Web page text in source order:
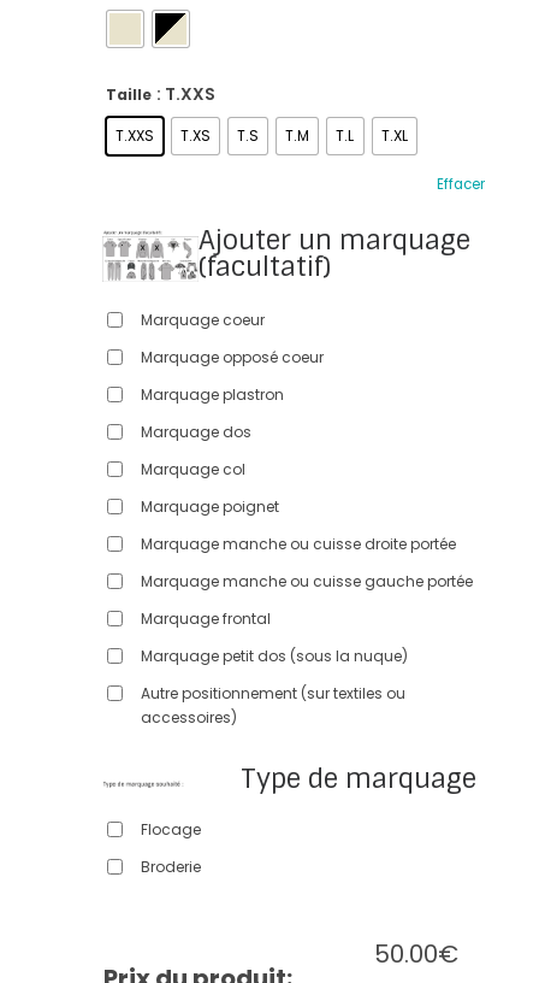
Taille : T.XXS
T.XXS T.XS T.S T.M T.L T.XL
Effacer
Ajouter un marquage
(facultatif)
Marquage coeur
Marquage opposé coeur
Marquage plastron
Marquage dos
Marquage col
Marquage poignet
Marquage manche ou cuisse droite portée
Marquage manche ou cuisse gauche portée
Marquage frontal
Marquage petit dos (sous la nuque)
Autre positionnement (sur textiles ou
accessoires)
Type de marquage
Flocage
Broderie
50.00€